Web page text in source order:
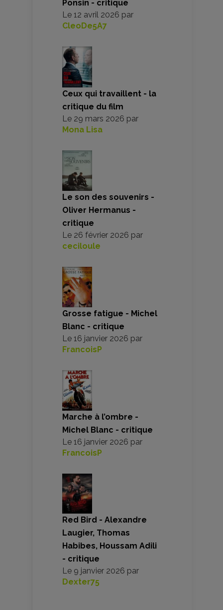
Ponsin - critique
Le 12 avril 2026 par
CleoDe5A7
Ceux qui travaillent - la
critique du film
Le 29 mars 2026 par
Mona Lisa
Le son des souvenirs -
Oliver Hermanus -
critique
Le 26 février 2026 par
ceciloule
Grosse fatigue - Michel
Blanc - critique
Le 16 janvier 2026 par
FrancoisP
Marche à l’ombre -
Michel Blanc - critique
Le 16 janvier 2026 par
FrancoisP
Red Bird - Alexandre
Laugier, Thomas
Habibes, Houssam Adili
- critique
Le 9 janvier 2026 par
Dexter75